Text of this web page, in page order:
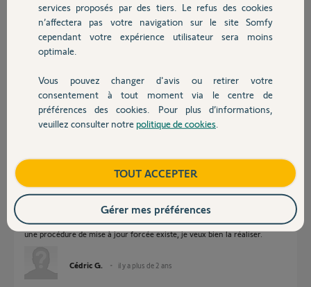
Autres produits
Devis avec un pro
Contact
Réponses
Bonjour Cédric
Sur quelle type d'alarme installez vous la caméra ?
Cette caméra n'est plus fabriquée depuis longtemps; Quelle âge à t'elle ?
Bonjour Jacky, pour le moment c est une installation en autonome sans
alarme. Je ne connais pas la date de commercialisation de la caméra, si
une procédure de mise à jour forcée existe, je veux bien la réaliser.
Cédric G. il y a plus de 2 ans
services proposés par des tiers. Le refus des cookies
n’affectera pas votre navigation sur le site Somfy
cependant votre expérience utilisateur sera moins
optimale.
Vous pouvez changer d'avis ou retirer votre
consentement à tout moment via le centre de
préférences des cookies. Pour plus d’informations,
veuillez consulter notre politique de cookies
TOUT ACCEPTER
Gérer mes préférences